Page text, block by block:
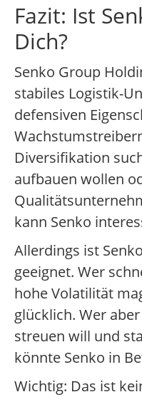
Fazit: Ist
Dich?
Senko Group
stabiles Logistik-
defensiven
Diversifikation
aufbauen wollen
kann Senko
Allerdings ist
geeignet. Wer
hohe Volatilität
glücklich. Wer
streuen will und
könnte Senko in
Wichtig: Das ist